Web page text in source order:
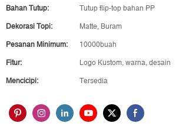
Bahan Tutup: Tutup flip-top bahan PP
Dekorasi Topi: Matte, Buram
Pesanan Minimum: 10000buah
Fitur: Logo Kustom, warna, desain
Mencicipi: Tersedia